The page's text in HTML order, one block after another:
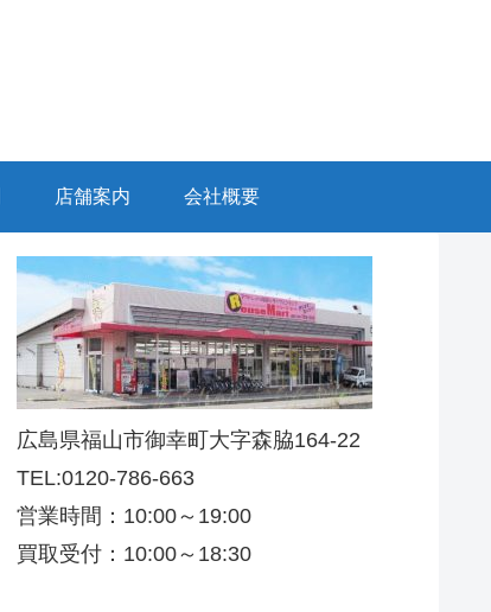
店舗案内 会社概要
広島県福山市御幸町大字森脇164-22
TEL:0120-786-663
営業時間：10:00～19:00
買取受付：10:00～18:30